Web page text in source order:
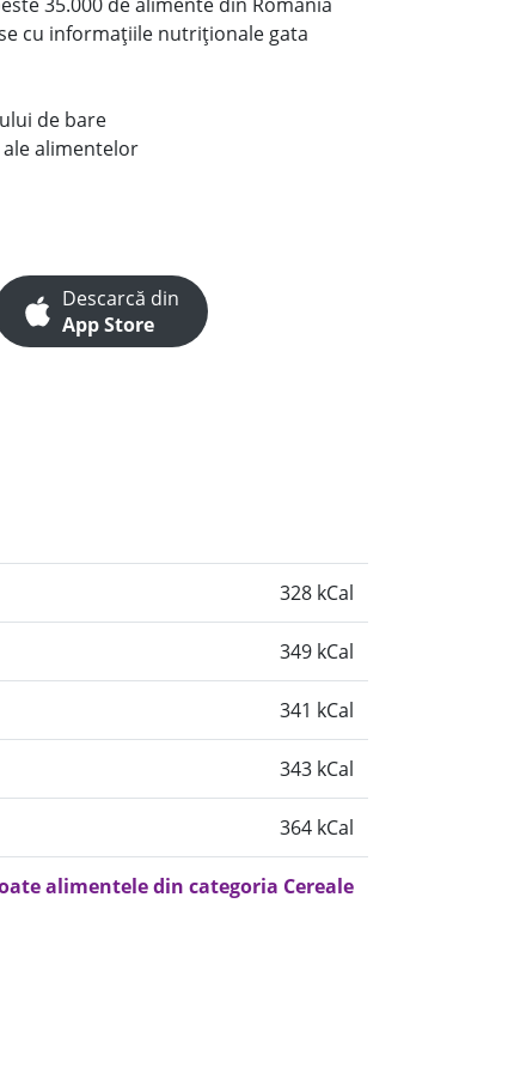
cu informațiile nutriționale gata
de bare
alimentelor
Descarcă din
App Store
328 kCal
349 kCal
341 kCal
343 kCal
364 kCal
alimentele din categoria Cereale